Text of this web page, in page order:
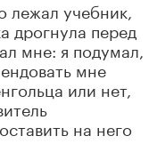
лежал учебник,
дрогнула перед
мне: я подумал,
мне
или нет,
на него